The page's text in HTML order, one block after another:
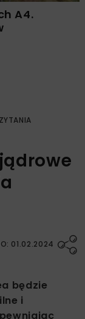
A4.
01.02.2024
będzie
i